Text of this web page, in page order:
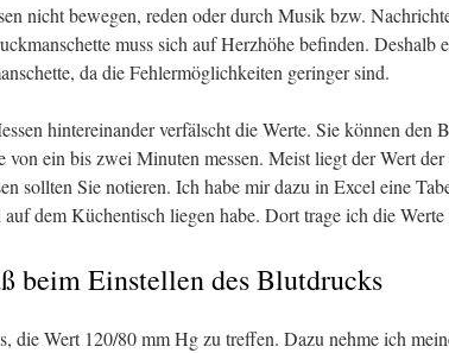
nicht bewegen, reden oder durch Musik bzw.
muss sich auf Herzhöhe befinden. Deshalb
da die Fehlermöglichkeiten geringer sind.
hintereinander verfälscht die Werte. Sie können den
von ein bis zwei Minuten messen. Meist liegt der Wert
sollten Sie notieren. Ich habe mir dazu in Excel eine
auf dem Küchentisch liegen habe. Dort trage ich die
beim Einstellen des Blutdrucks
die Wert 120/80 mm Hg zu treffen. Dazu nehme ich